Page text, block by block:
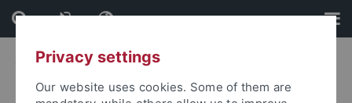
Skip
to
content
Skip
to
footerPrivacy settings
Our website uses cookies. Some of them are